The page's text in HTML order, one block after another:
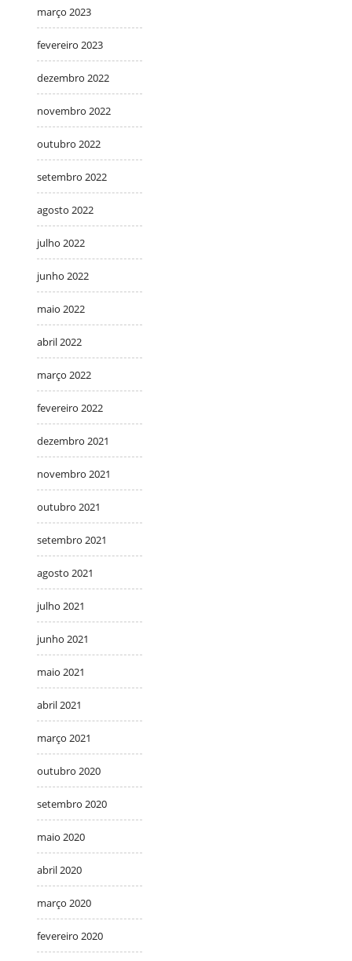
março 2023
fevereiro 2023
dezembro 2022
novembro 2022
outubro 2022
setembro 2022
agosto 2022
julho 2022
junho 2022
maio 2022
abril 2022
março 2022
fevereiro 2022
dezembro 2021
novembro 2021
outubro 2021
setembro 2021
agosto 2021
julho 2021
junho 2021
maio 2021
abril 2021
março 2021
outubro 2020
setembro 2020
maio 2020
abril 2020
março 2020
fevereiro 2020